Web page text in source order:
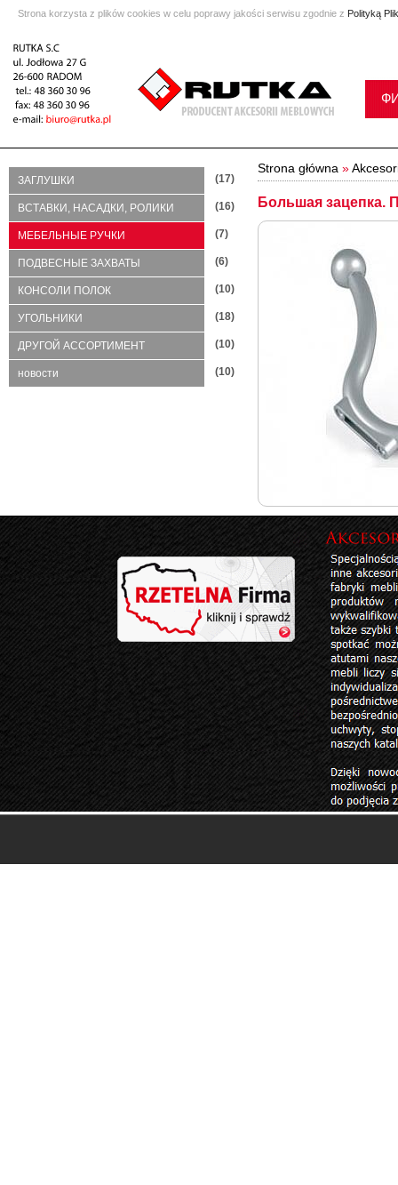
Strona korzysta z plików cookies w celu poprawy jakości serwisu zgodnie z Polityką
ЗАГЛУШКИ (17)
ВСТАВКИ, НАСАДКИ, РОЛИКИ (16)
МЕБЕЛЬНЫЕ РУЧКИ (7)
ПОДВЕСНЫЕ ЗАХВАТЫ (6)
КОНСОЛИ ПОЛОК (10)
УГОЛЬНИКИ (18)
ДРУГОЙ АССОРТИМЕНТ (10)
новости (10)
Strona główna »
Большая зацепка.